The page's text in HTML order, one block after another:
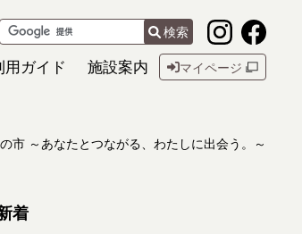
検索
用ガイド 施設案内 マイページ
市 ～あなたとつながる、わたしに出会う。～
着